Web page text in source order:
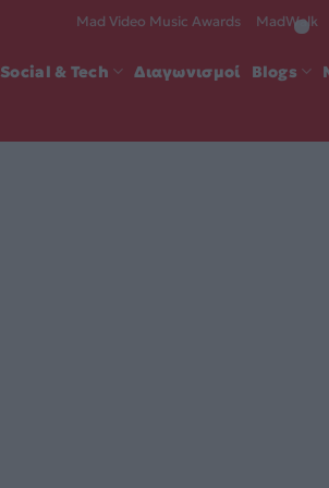
Mad Video Music Awards MadWalk
Social & Tech Διαγωνισμοί Blogs